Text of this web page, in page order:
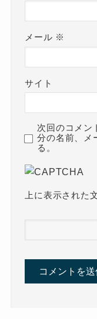
メール ※
サイト
次回のコメン
分の名前、メ
る。
上に表示された